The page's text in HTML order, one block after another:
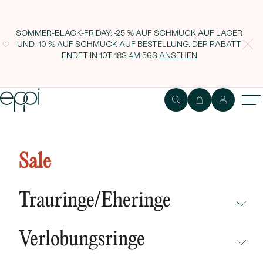
SOMMER-BLACK-FRIDAY: -25 % AUF SCHMUCK AUF LAGER
UND -10 % AUF SCHMUCK AUF BESTELLUNG. DER RABATT
ENDET IN 10T 18S 4M 56S ANSEHEN
Sale
Trauringe/Eheringe
NEUHEITEN
Verlobungsringe
Aquamarinen und Diamanten
Sykes